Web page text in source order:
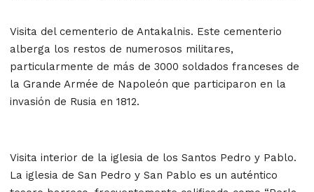
Visita del cementerio de Antakalnis. Este cementerio
alberga los restos de numerosos militares,
particularmente de más de 3000 soldados franceses de
la Grande Armée de Napoleón que participaron en la
invasión de Rusia en 1812.
Visita interior de la iglesia de los Santos Pedro y Pablo.
La iglesia de San Pedro y San Pablo es un auténtico